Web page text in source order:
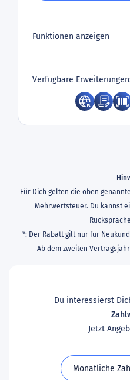
Funktionen anzeigen
Verfügbare
Für Dich gelten die oben
Mehrwertsteuer. Du kannst
*: Der Rabatt gilt nur für
Ab dem zweiten
Du interessierst
Jetzt
Monatliche